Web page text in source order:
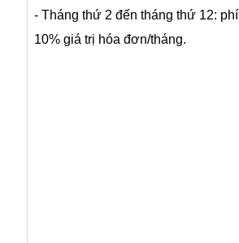
- Tháng thứ 2 đến tháng thứ 12: phí
10% giá trị hóa đơn/tháng.